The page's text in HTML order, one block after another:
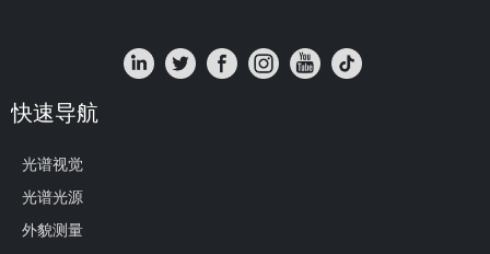
快速导航
光谱视觉
光谱光源
外貌测量